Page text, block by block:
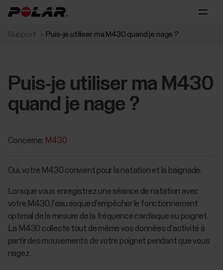
Support Puis-je utiliser ma M430 quand je nage ?
Puis-je utiliser ma M430
quand je nage ?
Concerne: M430
Oui, votre M430 convient pour la natation et la baignade.
Lorsque vous enregistrez une séance de natation avec
votre M430, l'eau risque d'empêcher le fonctionnement
optimal de la mesure de la fréquence cardiaque au poignet.
La M430 collecte tout de même vos données d'activité à
partir des mouvements de votre poignet pendant que vous
nagez.